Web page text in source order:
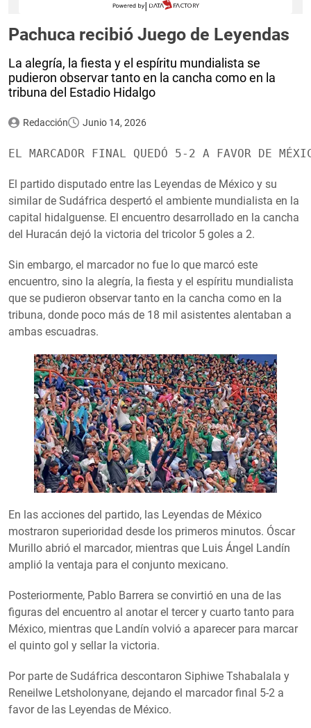
Pachuca recibió Juego de Leyendas
La alegría, la fiesta y el espíritu mundialista se
pudieron observar tanto en la cancha como en la
tribuna del Estadio Hidalgo
Redacción Junio 14, 2026
EL MARCADOR FINAL QUEDÓ 5-2 A FAVOR DE
El partido disputado entre las Leyendas de México y su
similar de Sudáfrica despertó el ambiente mundialista en la
capital hidalguense. El encuentro desarrollado en la cancha
del Huracán dejó la victoria del tricolor 5 goles a 2.
Sin embargo, el marcador no fue lo que marcó este
encuentro, sino la alegría, la fiesta y el espíritu mundialista
que se pudieron observar tanto en la cancha como en la
tribuna, donde poco más de 18 mil asistentes alentaban a
ambas escuadras.
En las acciones del partido, las Leyendas de México
mostraron superioridad desde los primeros minutos. Óscar
Murillo abrió el marcador, mientras que Luis Ángel Landín
amplió la ventaja para el conjunto mexicano.
Posteriormente, Pablo Barrera se convirtió en una de las
figuras del encuentro al anotar el tercer y cuarto tanto para
México, mientras que Landín volvió a aparecer para marcar
el quinto gol y sellar la victoria.
Por parte de Sudáfrica descontaron Siphiwe Tshabalala y
Reneilwe Letsholonyane, dejando el marcador final 5-2 a
favor de las Leyendas de México.